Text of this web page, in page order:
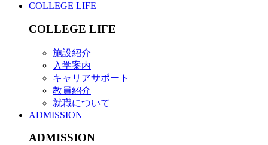
COLLEGE LIFE
COLLEGE LIFE
施設紹介
入学案内
キャリアサポート
教員紹介
就職について
ADMISSION
ADMISSION